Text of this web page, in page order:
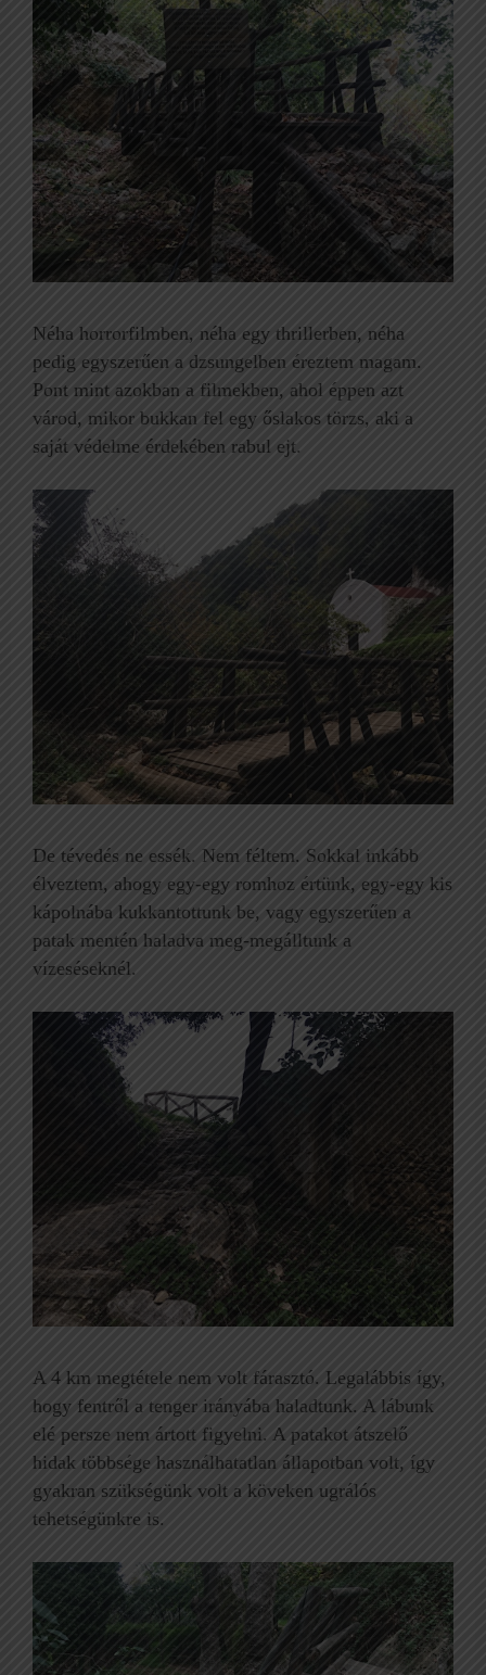
Néha horrorfilmben, néha egy thrillerben, néha
pedig egyszerűen a dzsungelben éreztem magam.
Pont mint azokban a filmekben, ahol éppen azt
várod, mikor bukkan fel egy őslakos törzs, aki a
saját védelme érdekében rabul ejt.
De tévedés ne essék. Nem féltem. Sokkal inkább
élveztem, ahogy egy-egy romhoz értünk, egy-egy kis
kápolnába kukkantottunk be, vagy egyszerűen a
patak mentén haladva meg-megálltunk a
vízeséseknél.
A 4 km megtétele nem volt fárasztó. Legalábbis így,
hogy fentről a tenger irányába haladtunk. A lábunk
elé persze nem ártott figyelni. A patakot átszelő
hidak többsége használhatatlan állapotban volt, így
gyakran szükségünk volt a köveken ugrálós
tehetségünkre is.